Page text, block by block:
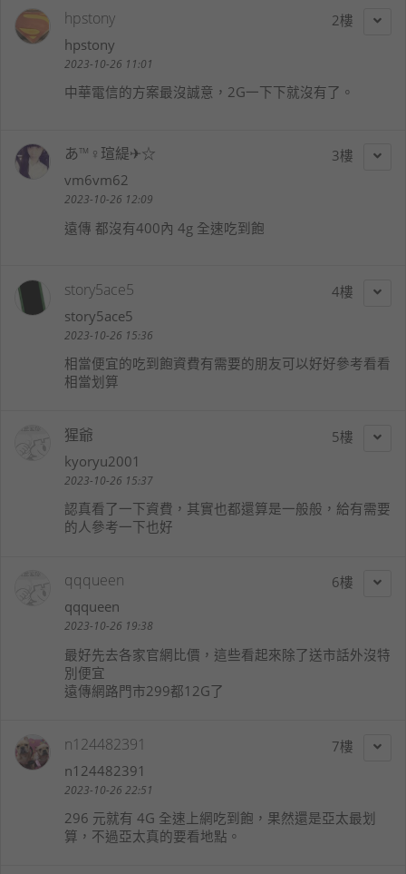
2
hpstony
hpstony
2023-10-26 11:01
中華電信的方案最沒誠意，2G一下下就沒有了。
3
あ™♀瑄緹✈☆
vm6vm62
2023-10-26 12:09
遠傳 都沒有400內 4g 全速吃到飽
4
story5ace5
story5ace5
2023-10-26 15:36
相當便宜的吃到飽資費有需要的朋友可以好好參考看看
相當划算
5
猩爺
kyoryu2001
2023-10-26 15:37
認真看了一下資費，其實也都還算是一般般，給有需要
的人參考一下也好
6
qqqueen
qqqueen
2023-10-26 19:38
最好先去各家官網比價，這些看起來除了送市話外沒特
別便宜
遠傳網路門市299都12G了
7
n124482391
n124482391
2023-10-26 22:51
296 元就有 4G 全速上網吃到飽，果然還是亞太最划
算，不過亞太真的要看地點。